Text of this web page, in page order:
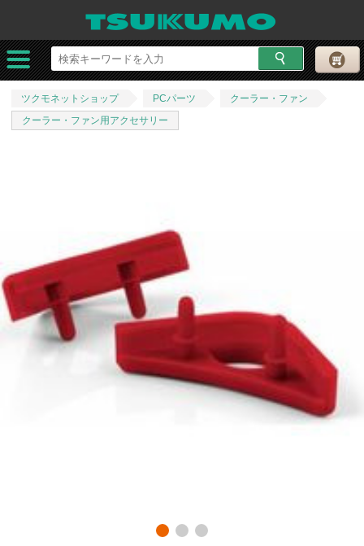
ツクモネットショップ PCパーツ
クーラー・ファン
クーラー・ファン用アクセサリー